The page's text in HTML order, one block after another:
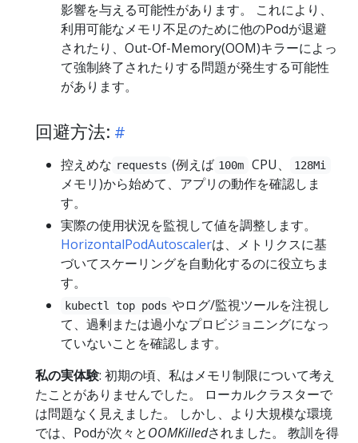
影響を与える可能性があります。 これにより、
利用可能なメモリ不足のために他のPodが退避
されたり、Out-Of-Memory(OOM)キラーによっ
て強制終了されたりする問題が発生する可能性
があります。
回避方法:
控えめな requests (例えば 100m CPU、 128Mi
メモリ)から始めて、アプリの動作を確認しま
す。
実際の使用状況を監視して値を調整します。
HorizontalPodAutoscalerは、メトリクスに基
づいてスケーリングを自動化するのに役立ちま
す。
kubectl top pods やログ/監視ツールを注視し
て、過剰または過小なプロビジョニングになっ
ていないことを確認します。
私の実体験: 初期の頃、私はメモリ制限について考え
たことがありませんでした。 ローカルクラスターで
は問題なく見えました。 しかし、より大規模な環境
では、Podが次々とOOMKilledされました。 教訓を得